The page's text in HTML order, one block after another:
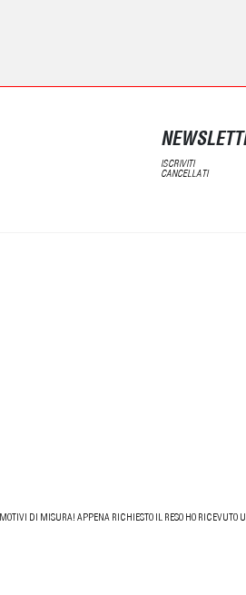
ISCRIVITI
CANCELLATI
MOTIVI DI MISURA! APPENA RICHIESTO IL RESO HO